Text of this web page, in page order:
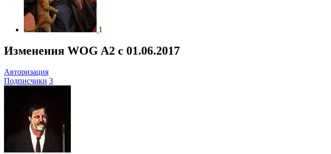
1
Изменения WOG A2 c 01.06.2017
Авторизация
Подписчики 3